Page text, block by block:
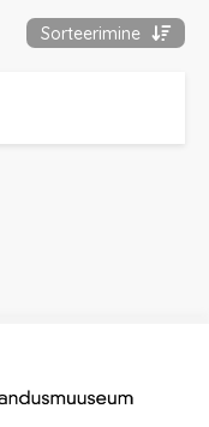
Sorteerimine